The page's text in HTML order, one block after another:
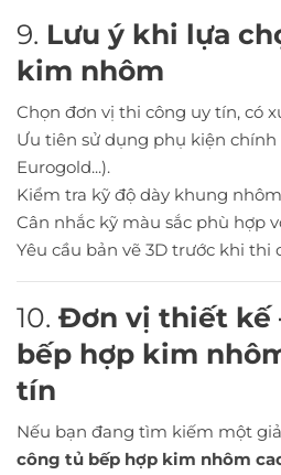
9. Lưu ý khi lựa
kim nhôm
Chọn đơn vị thi công uy tín, có
Ưu tiên sử dụng phụ kiện chính
Eurogold...).
Kiểm tra kỹ độ dày khung
Cân nhắc kỹ màu sắc phù hợp
Yêu cầu bản vẽ 3D trước khi thi
10. Đơn vị thiết kế
bếp hợp kim
tín
Nếu bạn đang tìm kiếm một
công tủ bếp hợp kim nhôm